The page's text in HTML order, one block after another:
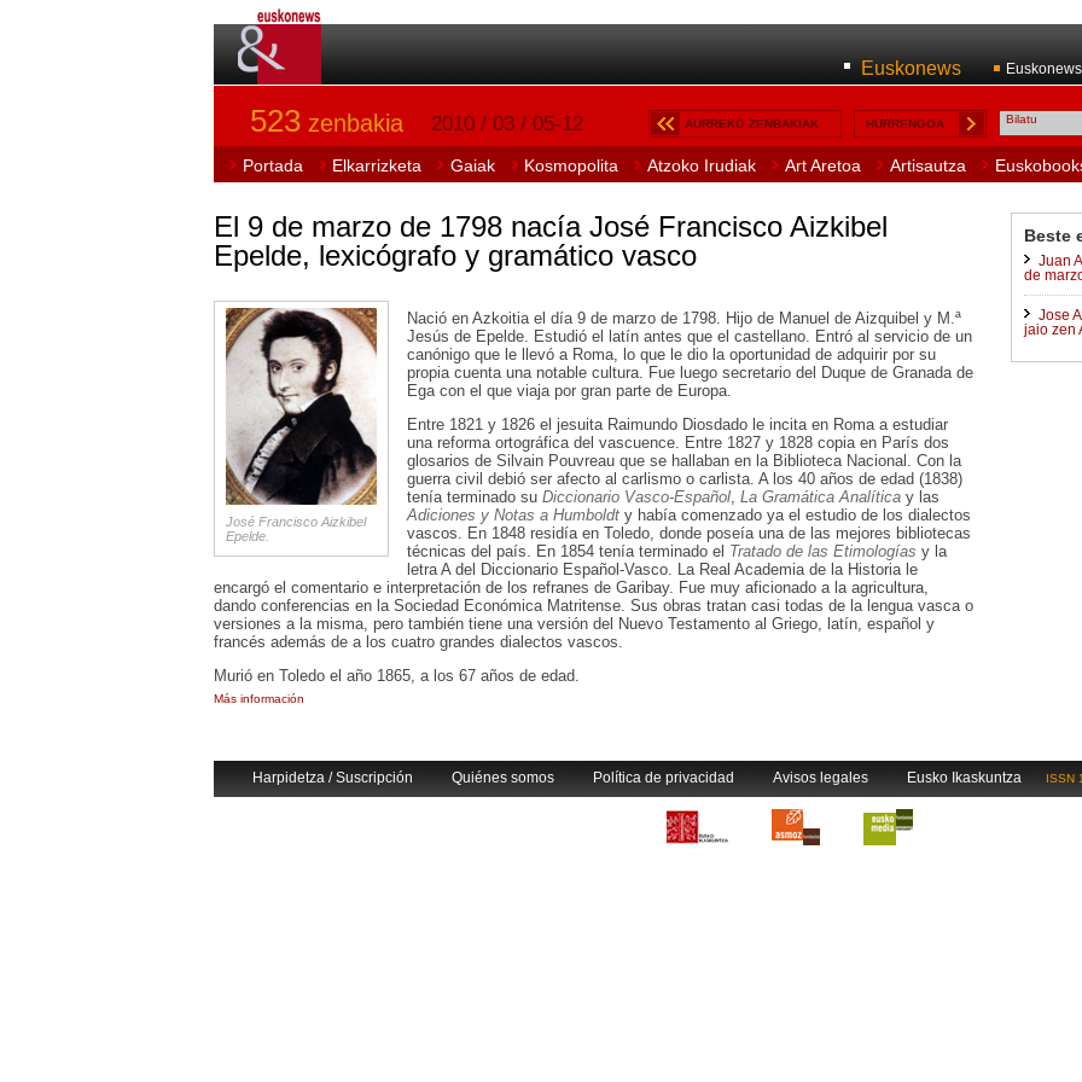
Euskonews
523 zenbakia 2010 / 03 / 05-12 AURREKO ZENBAKIAK HURRENGOA
Portada Elkarrizketa Gaiak Kosmopolita Atzoko Irudiak Art Aretoa Artisautza
Beste
Juan
de
Jose
jaio zen
El 9 de marzo de 1798 nacía José Francisco Aizkibel
Epelde, lexicógrafo y gramático vasco
José Francisco Aizkibel
Epelde.
Nació en Azkoitia el día 9 de marzo de 1798. Hijo de Manuel de Aizquibel y M.ª
Jesús de Epelde. Estudió el latín antes que el castellano. Entró al servicio de un
canónigo que le llevó a Roma, lo que le dio la oportunidad de adquirir por su
propia cuenta una notable cultura. Fue luego secretario del Duque de Granada de
Ega con el que viaja por gran parte de Europa.
Entre 1821 y 1826 el jesuita Raimundo Diosdado le incita en Roma a estudiar
una reforma ortográfica del vascuence. Entre 1827 y 1828 copia en París dos
glosarios de Silvain Pouvreau que se hallaban en la Biblioteca Nacional. Con la
guerra civil debió ser afecto al carlismo o carlista. A los 40 años de edad (1838)
tenía terminado su Diccionario Vasco-Español La Gramática Analítica y las
Adiciones y Notas a Humboldt y había comenzado ya el estudio de los dialectos
vascos. En 1848 residía en Toledo, donde poseía una de las mejores bibliotecas
técnicas del país. En 1854 tenía terminado el Tratado de las Etimologías y la
letra A del Diccionario Español-Vasco. La Real Academia de la Historia le
encargó el comentario e interpretación de los refranes de Garibay. Fue muy aficionado a la agricultura,
dando conferencias en la Sociedad Económica Matritense. Sus obras tratan casi todas de la lengua vasca o
versiones a la misma, pero también tiene una versión del Nuevo Testamento al Griego, latín, español y
francés además de a los cuatro grandes dialectos vascos.
Murió en Toledo el año 1865, a los 67 años de edad.
Más información
Harpidetza / Suscripción Quiénes somos Política de privacidad Avisos legales Eusko Ikaskuntza ISSN